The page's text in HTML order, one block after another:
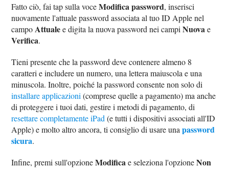
Fatto ciò, fai tap sulla voceModifica password, inserisci
nuovamente l'attuale password associata al tuo ID Apple nel
campo Attualee digita la nuova password nei campiNuovae
Verifica.
Tieni presente che la password deve contenere almeno 8
caratteri e includere un numero, una lettera maiuscola e una
minuscola. Inoltre, poiché la password consente non solo di
installare applicazioni (comprese quelle a pagamento) ma anche
di proteggere i tuoi dati, gestire i metodi di pagamento, di
resettare completamente iPad (e tutti i dispositivi associati all'ID
Apple) e molto altro ancora, ti consiglio di usare unapassword
sicura.
Infine, premi sull'opzioneModificae seleziona l'opzioneNon